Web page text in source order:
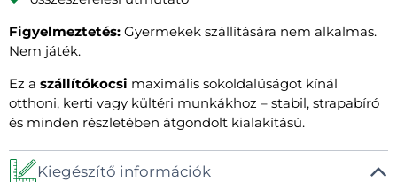
Figyelmeztetés: Gyermekek szállítására nem alkalmas.
Nem játék.
Ez a szállítókocsi maximális sokoldalúságot kínál
otthoni, kerti vagy kültéri munkákhoz – stabil, strapabíró
és minden részletében átgondolt kialakítású.
Kiegészítő információk